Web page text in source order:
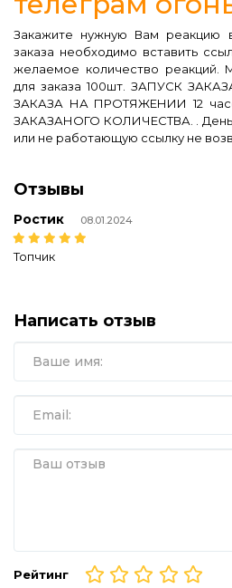
Закажите нужную Вам реакцию
заказа необходимо вставить
желаемое количество реакций.
для заказа 100шт. ЗАПУСК
ЗАКАЗА НА ПРОТЯЖЕНИИ 12
ЗАКАЗАНОГО КОЛИЧЕСТВА. .
или не работающую ссылку не
Отзывы
Ростик 08.01.2024
Топчик
Написать отзыв
Рейтинг